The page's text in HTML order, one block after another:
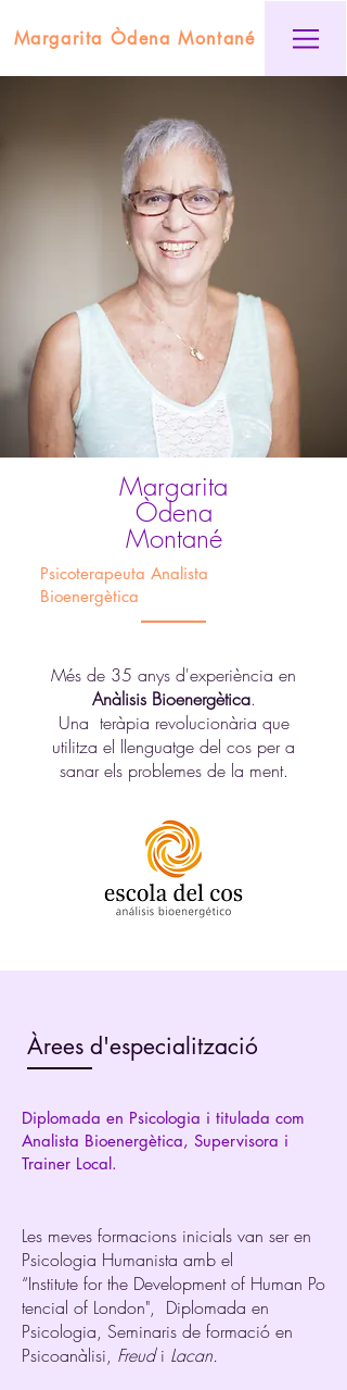
Margarita Òdena Montané
Margarita
Òdena
Montané
Psicoterapeuta Analista
Bioenergètica
Més de 35 anys d'experiència en
Anàlisis Bioenergètica.
Una teràpia revolucionària que
utilitza el llenguatge del cos per a
sanar els problemes de la ment.
Àrees d'especialització
Diplomada en Psicologia i titulada com
Analista Bioenergètica, Supervisora i
Trainer Local.
Les meves formacions inicials van ser en
Psicologia Humanista amb el
“Institute for the Development of Human Po
tencial of London", Diplomada en
Psicologia, Seminaris de formació en
Psicoanàlisi, Freudi Lacan.